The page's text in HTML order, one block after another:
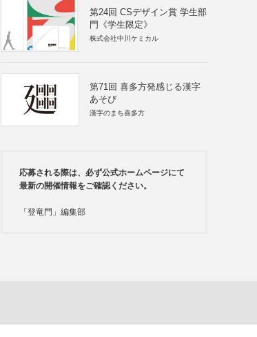
第24回 CSデザイン賞 学生部
門《学生限定》
株式会社中川ケミカル
第71回 喜多方発感じる漢字
あそび
漢字のまち喜多方
応募される際は、必ず公式ホームページにて
最新の開催情報をご確認ください。
「登竜門」編集部